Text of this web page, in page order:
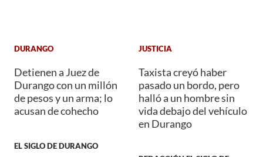
DURANGO
Detienen a Juez de
Durango con un millón
de pesos y un arma; lo
acusan de cohecho
EL SIGLO DE DURANGO
JUSTICIA
Taxista creyó haber
pasado un bordo, pero
halló a un hombre sin
vida debajo del vehículo
en Durango